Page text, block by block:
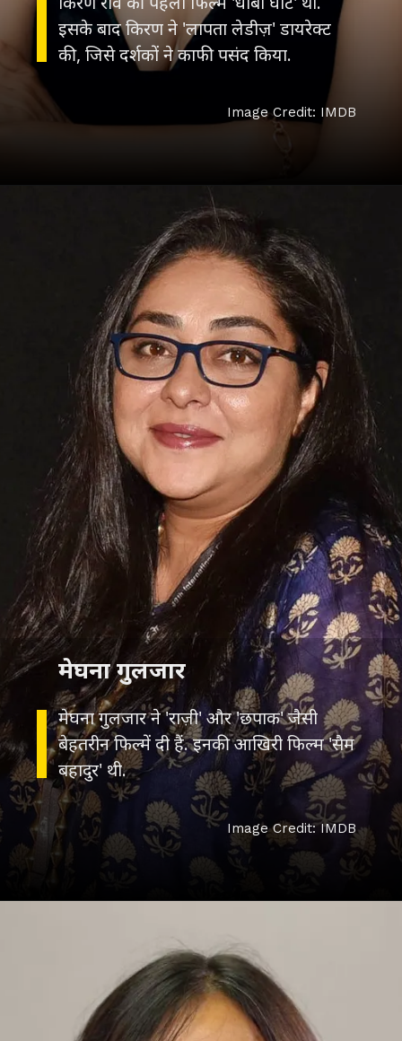
इसके बाद किरण ने 'लापता लेडीज़' डायरेक्ट
की, जिसे दर्शकों ने काफी पसंद किया.
Image Credit: IMDB
मेघना गुलजार ने 'राज़ी' और 'छपाक' जैसी
बेहतरीन फिल्में दी हैं. इनकी आखिरी फिल्म 'सैम
बहादुर' थी.
मेघना गुलजार
Image Credit: IMDB